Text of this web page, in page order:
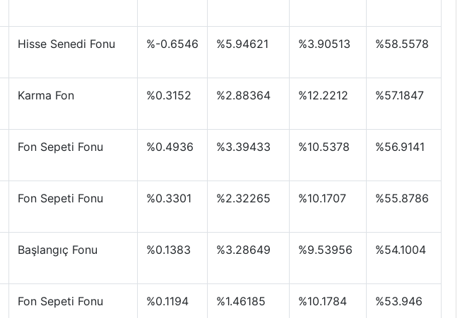
Hisse Senedi Fonu %-0.6546 %5.94621 %3.90513 %58.5578
Karma Fon %0.3152 %2.88364 %12.2212 %57.1847
Fon Sepeti Fonu %0.4936 %3.39433 %10.5378 %56.9141
Fon Sepeti Fonu %0.3301 %2.32265 %10.1707 %55.8786
Başlangıç Fonu %0.1383 %3.28649 %9.53956 %54.1004
Fon Sepeti Fonu %0.1194 %1.46185 %10.1784 %53.946